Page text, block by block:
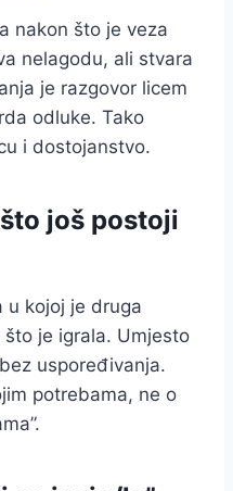
nakon što je veza
nelagodu, ali stvara
je razgovor licem
odluke. Tako
i dostojanstvo.
još postoji
u kojoj je druga
je igrala. Umjesto
uspoređivanja.
potrebama, ne o